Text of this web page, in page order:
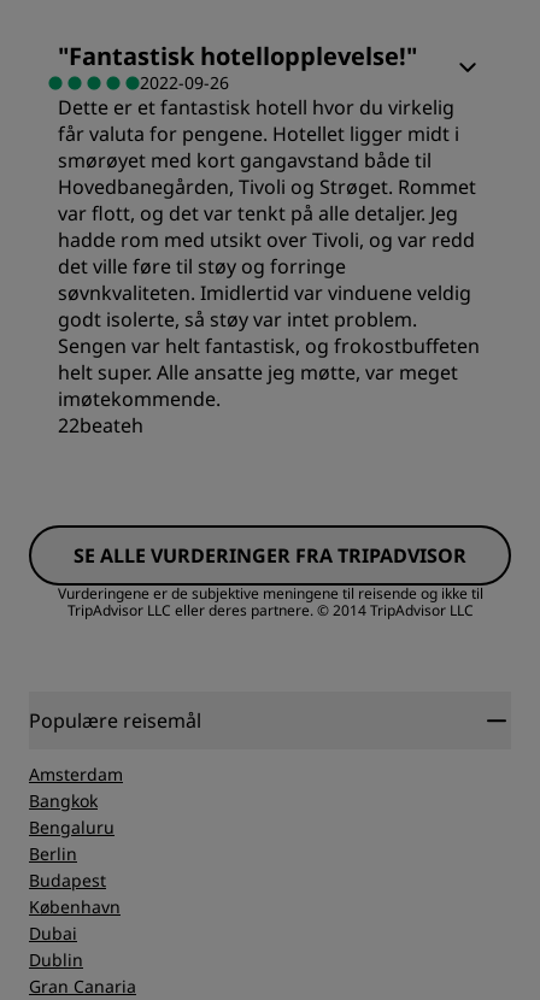
Service
"Fantastisk hotellopplevelse!"
2022-09-26
Dette er et fantastisk hotell hvor du virkelig
får valuta for pengene. Hotellet ligger midt i
smørøyet med kort gangavstand både til
Hovedbanegården, Tivoli og Strøget. Rommet
var flott, og det var tenkt på alle detaljer. Jeg
hadde rom med utsikt over Tivoli, og var redd
det ville føre til støy og forringe
søvnkvaliteten. Imidlertid var vinduene veldig
godt isolerte, så støy var intet problem.
Sengen var helt fantastisk, og frokostbuffeten
helt super. Alle ansatte jeg møtte, var meget
imøtekommende.
22beateh
Verdi
Sted
Renslighet
Service
SE ALLE VURDERINGER FRA TRIPADVISOR
Vurderingene er de subjektive meningene til reisende og ikke til
TripAdvisor LLC eller deres partnere. © 2014 TripAdvisor LLC
Populære reisemål
Amsterdam
Bangkok
Bengaluru
Berlin
Budapest
København
Dubai
Dublin
Gran Canaria